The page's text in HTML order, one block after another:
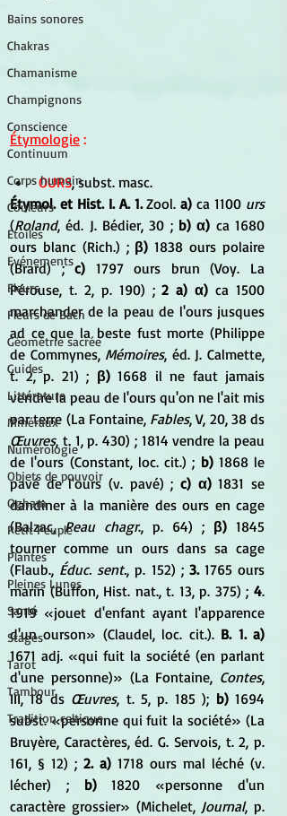
Bains sonores
Chakras
Chamanisme
Champignons
Conscience
Continuum
Corps humain
Couleurs
Etoiles
Evénements
Fleurs
Fleurs de Bach
Géométrie sacrée
Guides
Littérature
Minéraux
Numérologie
Objets de pouvoir
Ogham
Petit Peuple
Plantes
Pleines Lunes
Santé
Stages
Tarot
Tambour
Tradition celtique
Étymologie :
OURS, subst. masc.
Étymol. et Hist. I. A. 1. Zool. a) ca 1100 urs
(Roland, éd. J. Bédier, 30 ; b) α) ca 1680
ours blanc (Rich.) ; β) 1838 ours polaire
(Brard) ; c) 1797 ours brun (Voy. La
Pérouse, t. 2, p. 190) ; 2 a) α) ca 1500
marchander de la peau de l'ours jusques
ad ce que la beste fust morte (Philippe
de Commynes, Mémoires, éd. J. Calmette,
t. 2, p. 21) ; β) 1668 il ne faut jamais
vendre la peau de l'ours qu'on ne l'ait mis
par terre (La Fontaine, Fables
Œuvres, t. 1, p. 430) ; 1814 vendre la peau
de l'ours (Constant, loc. cit.) ; b) 1868 le
pavé de l'ours (v. pavé) ; c) α) 1831 se
dandiner à la manière des ours en cage
(Balzac, Peau chagr., p. 64) ; β) 1845
tourner comme un ours dans sa cage
(Flaub., Éduc. sent., p. 152) ; 3. 1765 ours
marin (Buffon, Hist. nat., t. 13, p. 375) ; 4.
1919 «jouet d'enfant ayant l'apparence
d'un ourson» (Claudel, loc. cit.). B. 1. a)
1671 adj. «qui fuit la société (en parlant
d'une personne)» (La Fontaine, Contes,
III, 18 ds Œuvres, t. 5, p. 185 ); b) 1694
subst. «personne qui fuit la société» (La
Bruyère, Caractères, éd. G. Servois, t. 2, p.
161, § 12) ; 2. a) 1718 ours mal léché (v.
lécher) ; b) 1820 «personne d'un
caractère grossier» (Michelet, Journal, p.